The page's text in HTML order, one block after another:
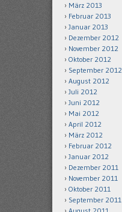
März 2013
Februar 2013
Januar 2013
Dezember 2012
November 2012
Oktober 2012
September 2012
August 2012
Juli 2012
Juni 2012
Mai 2012
April 2012
März 2012
Februar 2012
Januar 2012
Dezember 2011
November 2011
Oktober 2011
September 2011